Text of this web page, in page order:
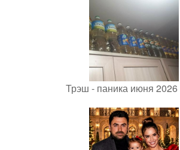
Трэш - паника июня 2026